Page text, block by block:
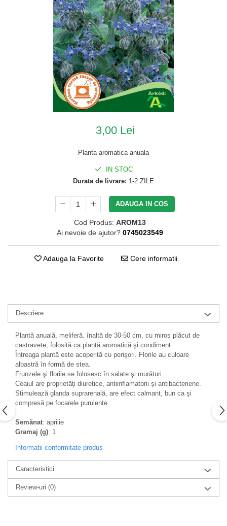
3,00 Lei
Planta aromatica anuala
IN STOC
Durata de livrare: 1-2 ZILE
ADAUGA IN COS
Cod Produs: AROM13
Ai nevoie de ajutor? 0745023549
Adauga la Favorite Cere informatii
Descriere
Plantă anuală, meliferă. înaltă de 30-50 cm, cu miros plăcut de
castravete, folosită ca plantă aromatică şi condiment.
Întreaga plantă este acoperită cu perişori. Florile au culoare
albastră în formă de stea.
Frunzele şi florile se folosesc în salate şi murături.
Ceaiul are proprietăţi diuretice, antiinflamatorii şi antibacteriene.
Stimulează glanda suprarenală, are efect calmant, bun ca şi
compresă pe focarele purulente.
Semănat: aprilie
Gramaj (g): 1
Informatii conformitate produs
Caracteristici
Review-uri (0)